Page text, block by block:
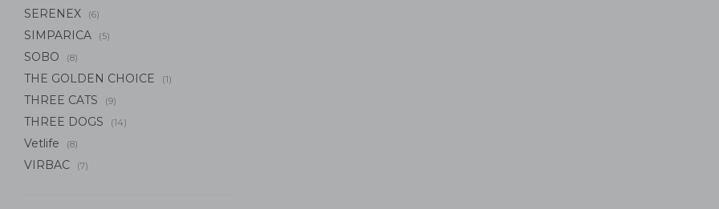
SERENEX (6)
SIMPARICA (5)
SOBO (8)
THE GOLDEN CHOICE (1)
THREE CATS (9)
THREE DOGS (14)
Vetlife (8)
VIRBAC (7)